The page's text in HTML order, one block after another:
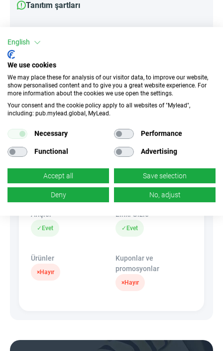
Tanıtım şartları
Öznitelikler
Cihazlar
Mobil cihazlar
Masaüstü Tablet
Trafik türü
EPC
CR
Derin bağlantı
×Hayır
Afişler
✓ Evet
Linki Gizle
✓ Evet
Ürünler
×Hayır
Kuponlar ve
promosyonlar
×Hayır
English
We use cookies
We may place these for analysis of our visitor data, to improve our website,
show personalised content and to give you a great website experience. For
more information about the cookies we use open the settings.
Your consent and the cookie policy apply to all websites of "Mylead",
including: pub.mylead.global, MyLead.
Necessary Performance
Functional Advertising
Accept all Save selection
Deny No, adjust